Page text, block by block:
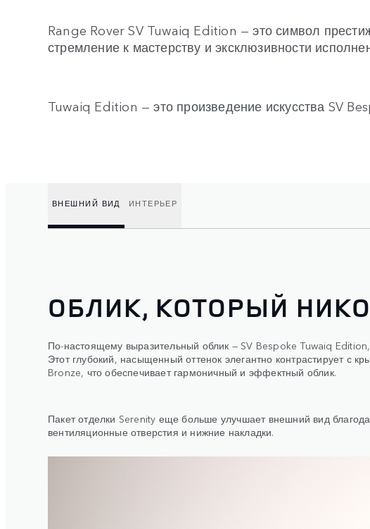
Range Rover SV Tuwaiq Edition — это символ
стремление к мастерству и эксклюзивности
Tuwaiq Edition — это произведение искусства SV
ВНЕШНИЙ ВИД ИНТЕРЬЕР
ОБЛИК, КОТОРЫЙ
По-настоящему выразительный облик — SV Bespoke Tuwaiq
Этот глубокий, насыщенный оттенок элегантно контрастирует
Bronze, что обеспечивает гармоничный и эффектный облик.
Пакет отделки Serenity еще больше улучшает внешний вид
вентиляционные отверстия и нижние накладки.